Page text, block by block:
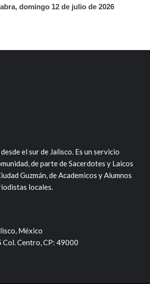
domingo 12 de julio de 2026
el sur de Jalisco. Es un servicio
de parte de Sacerdotes y Laicos
Guzmán, de Academicos y Alumnos
locales.
México
Col. Centro, CP: 49000